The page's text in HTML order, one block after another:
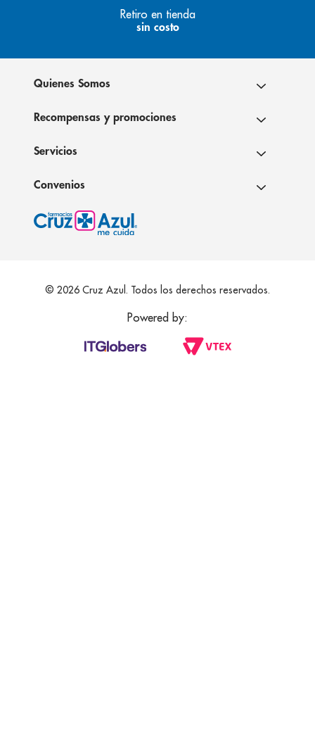
Retiro en tienda
sin costo
Quienes Somos
Recompensas y promociones
Servicios
Convenios
© 2026 Cruz Azul. Todos los derechos reservados.
Powered by: